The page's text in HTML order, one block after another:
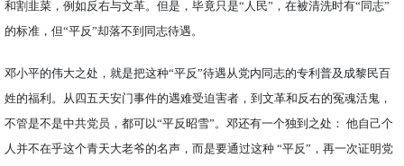
和割韭菜，例如反右与文革。但是，毕竟只是“人民”，在被清洗时有“同志”
的标准，但“平反”却落不到同志待遇。
邓小平的伟大之处，就是把这种“平反”待遇从党内同志的专利普及成黎民百
姓的福利。从四五天安门事件的遇难受迫害者，到文革和反右的冤魂活鬼，
不管是不是中共党员，都可以“平反昭雪”。邓还有一个独到之处： 他自己个
人并不在乎这个青天大老爷的名声，而是要通过这种 “平反”，再一次证明党